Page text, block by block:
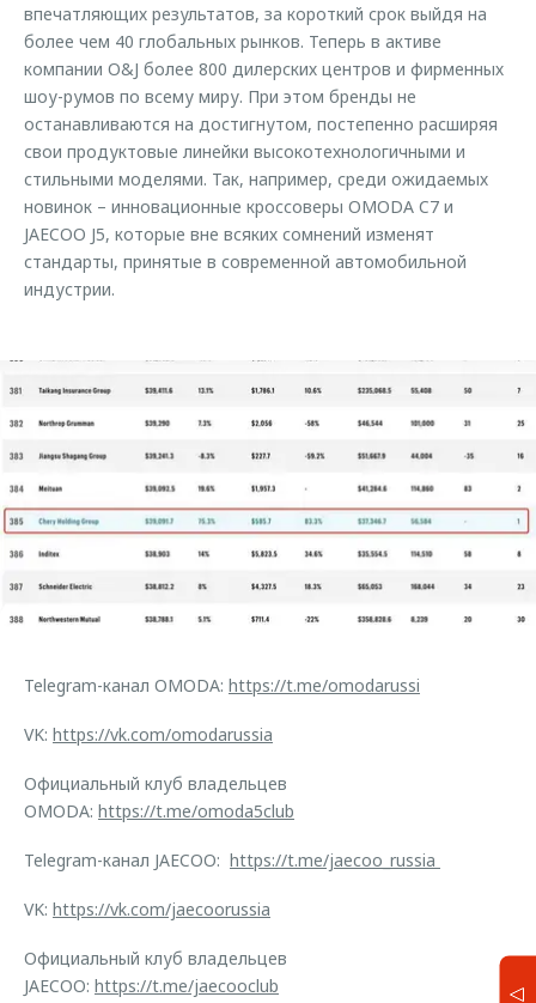
впечатляющих результатов, за короткий срок выйдя на
более чем 40 глобальных рынков. Теперь в активе
компании O&J более 800 дилерских центров и фирменных
шоу-румов по всему миру. При этом бренды не
останавливаются на достигнутом, постепенно расширяя
свои продуктовые линейки высокотехнологичными и
стильными моделями. Так, например, среди ожидаемых
новинок – инновационные кроссоверы OMODA C7 и
JAECOO J5, которые вне всяких сомнений изменят
стандарты, принятые в современной автомобильной
индустрии.
Telegram-канал OMODA: https://t.me/omodarussi
VK: https://vk.com/omodarussia
Официальный клуб владельцев
OMODA: https://t.me/omoda5club
Telegram-канал JAECOO: https://t.me/jaecoo_russia
VK: https://vk.com/jaecoorussia
Официальный клуб владельцев
JAECOO: https://t.me/jaecooclub